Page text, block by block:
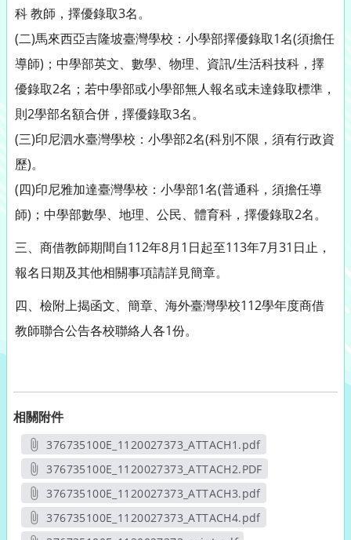
科 教師，擇優錄取3名。
(二)馬來西亞吉隆坡臺灣學校：小學部擇優錄取1名(須擔任
導師)；中學部英文、數學、物理、資訊/生活科技科，擇
優錄取2名；若中學部或小學部無人報名或未達錄取標準，
則2學部名額合併，擇優錄取3名。
(三)印尼泗水臺灣學校：小學部2名(科別不限，須有行政資
歷)。
(四)印尼雅加達臺灣學校：小學部1名(普通科，須擔任導
師)；中學部數學、地理、公民、體育科，擇優錄取2名。
三、商借教師期間自112年8月1日起至113年7月31日止，
報名日期及其他相關事項請詳見簡章。
四、檢附上揭函文、簡章、海外臺灣學校112學年度商借
教師聯合公告各校聯絡人各1份。
相關附件
376735100E_1120027373_ATTACH1.pdf
另開新視窗
376735100E_1120027373_ATTACH2.PDF
另開新視窗
376735100E_1120027373_ATTACH3.pdf
另開新視窗
376735100E_1120027373_ATTACH4.pdf
另開新視窗